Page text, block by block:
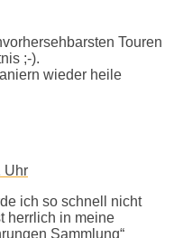
Touren
;-).
wieder heile
Uhr
ich so schnell nicht
herrlich in meine
Sammlung“